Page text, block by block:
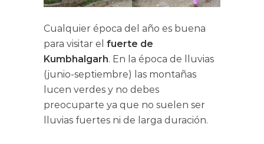
Cualquier época del año es buena
para visitar el fuerte de
Kumbhalgarh. En la época de lluvias
(junio-septiembre) las montañas
lucen verdes y no debes
preocuparte ya que no suelen ser
lluvias fuertes ni de larga duración.